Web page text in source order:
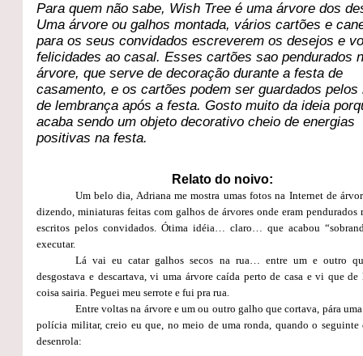
Para quem não sabe, Wish Tree é uma árvore dos
Uma árvore ou galhos montada, vários cartões e
para os seus convidados escreverem os desejos e
felicidades ao casal. Esses cartões sao pendurados
árvore, que serve de decoração durante a festa de
casamento, e os cartões podem ser guardados pelos
de lembrança após a festa. Gosto muito da ideia
acaba sendo um objeto decorativo cheio de energias
positivas na festa.
Relato do noivo:
Um belo dia, Adriana me mostra umas fotos na Internet de
dizendo, miniaturas feitas com galhos de árvores onde eram pendurados
escritos pelos convidados. Ótima idéia… claro… que acabou
executar.
Lá vai eu catar galhos secos na rua… entre um e outro
desgostava e descartava, vi uma árvore caída perto de casa e vi que de
coisa sairia. Peguei meu serrote e fui pra rua.
Entre voltas na árvore e um ou outro galho que cortava, pára
polícia militar, creio eu que, no meio de uma ronda, quando o seguinte
desenrola: